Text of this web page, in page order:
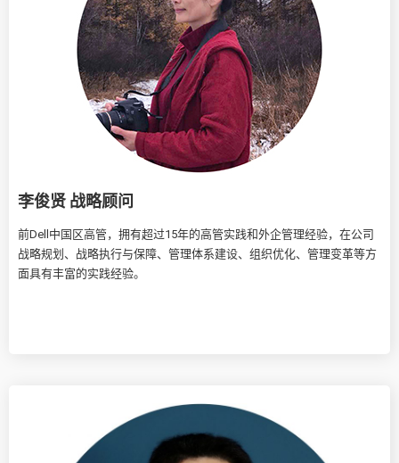
李俊贤 战略顾问
前Dell中国区高管，拥有超过15年的高管实践和外企管理经验，在公司
战略规划、战略执行与保障、管理体系建设、组织优化、管理变革等方
面具有丰富的实践经验。